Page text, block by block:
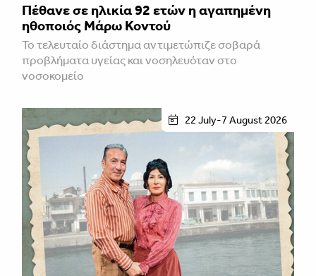
Πέθανε σε ηλικία 92 ετών η αγαπημένη
ηθοποιός Μάρω Κοντού
Το τελευταίο διάστημα αντιμετώπιζε σοβαρά
προβλήματα υγείας και νοσηλευόταν στο
νοσοκομείο
22 July-7 August 2026